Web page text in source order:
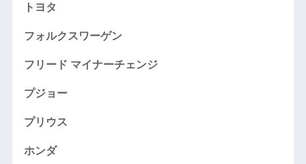
トヨタ
フォルクスワーゲン
フリード マイナーチェンジ
プジョー
プリウス
ホンダ